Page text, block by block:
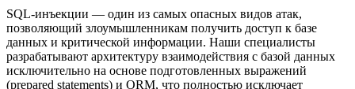
SQL-инъекции — один из самых опасных видов атак,
позволяющий злоумышленникам получить доступ к базе
данных и критической информации. Наши специалисты
разрабатывают архитектуру взаимодействия с базой данных
исключительно на основе подготовленных выражений
(prepared statements) и ORM, что полностью исключает